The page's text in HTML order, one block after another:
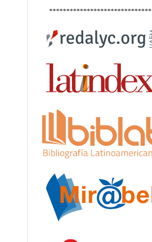
******************************